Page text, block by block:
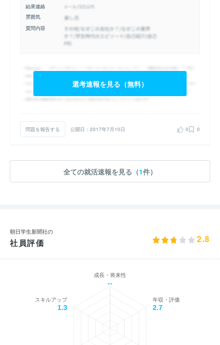
結果連絡
雰囲気
質問内容
選考速報を見る（無料）
問題を報告する 公開日：2017年7月10日 0 0
全ての就活速報を見る（1件）
朝日学生新聞社の
社員評価 2.8
成長・将来性
--
年収・評価
2.7
スキルアップ
1.3